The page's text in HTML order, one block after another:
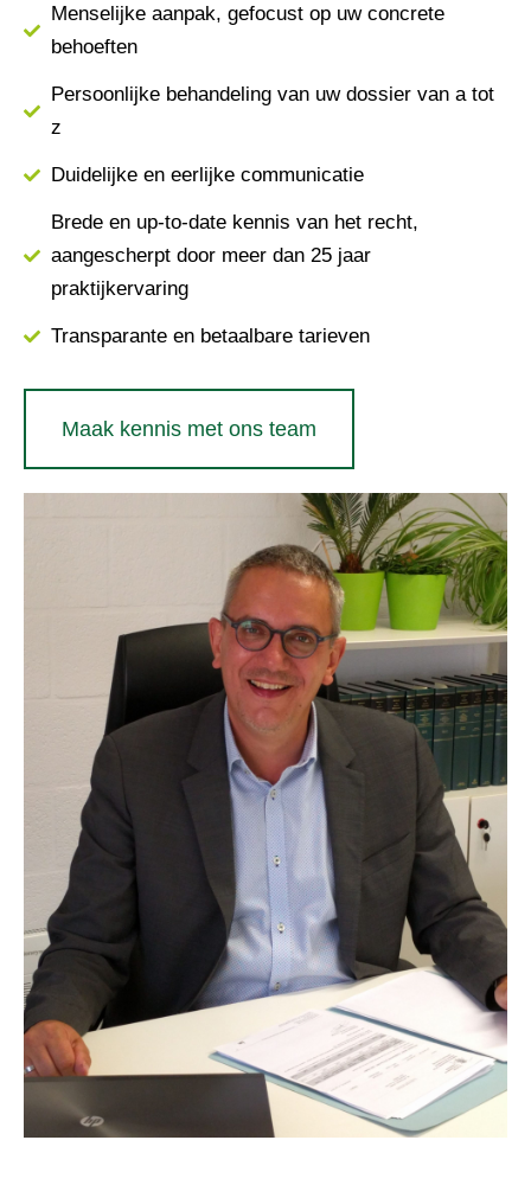
Menselijke aanpak, gefocust op uw concrete
behoeften
Persoonlijke behandeling van uw dossier van a tot
z
Duidelijke en eerlijke communicatie
Brede en up-to-date kennis van het recht,
aangescherpt door meer dan 25 jaar
praktijkervaring
Transparante en betaalbare tarieven
Maak kennis met ons team